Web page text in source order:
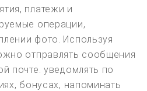
платежи и
операции,
фото. Используя
отправлять сообщения
почте. уведомлять по
бонусах, напоминать